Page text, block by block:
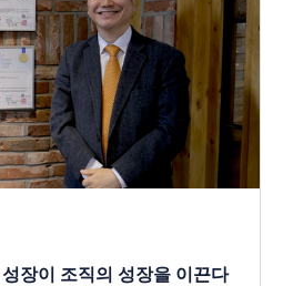
장이 조직의 성장을 이끈다